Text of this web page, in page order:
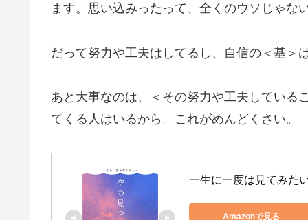
ます。思い込みったって、全くのウソじゃな
だって努力や工夫はしてるし、自信の＜基＞
あと大事なのは、＜その努力や工夫している
てくる人はいるから。これがめんどくさい。
一生に一度は見てみた
Amazonで見る